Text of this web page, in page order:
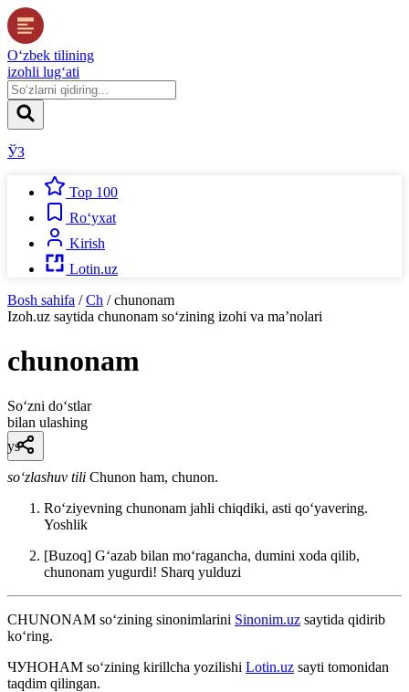
O‘zbek tilining
izohli lug‘ati
ЎЗ
Top 100
Ro‘yxat
Kirish
Lotin.uz
Bosh sahifa / Ch / chunonam
Izoh.uz saytida chunonam so‘zining izohi va ma’nolari
chunonam
So‘zni do‘stlar
bilan ulashing
ys
so‘zlashuv tili Chunon ham, chunon.
Roʻziyevning chunonam jahli chiqdiki, asti qoʻyavering.
Yoshlik
[Buzoq] Gʻazab bilan moʻragancha, dumini xoda qilib,
chunonam yugurdi! Sharq yulduzi
CHUNONAM so‘zining sinonimlarini Sinonim.uz saytida qidirib
ko‘ring.
ЧУНОНАМ so‘zining kirillcha yozilishi Lotin.uz sayti tomonidan
taqdim qilingan.